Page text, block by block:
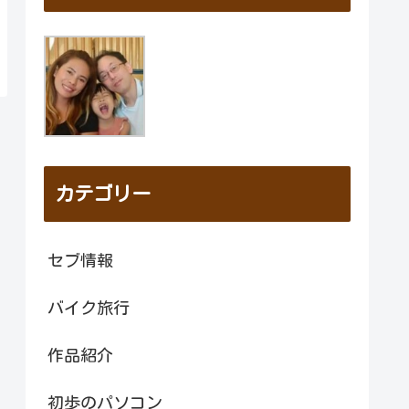
カテゴリー
セブ情報
バイク旅行
作品紹介
初歩のパソコン